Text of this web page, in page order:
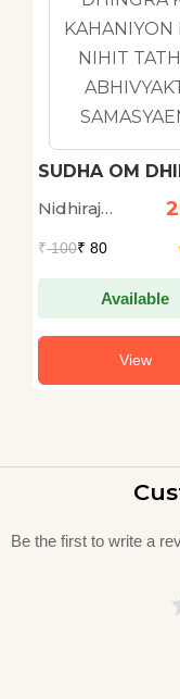
SUDHA OM
NIHIT TATHA
SAMASYAEN
Nidhiraj
₹100₹ 80
Available
View
Be the first to write a